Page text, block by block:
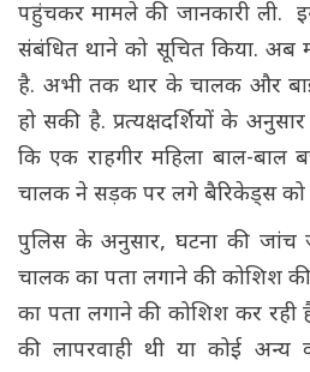
पहुंचकर मामले की जानकारी ली.
संबंधित थाने को सूचित किया. अब
है. अभी तक थार के चालक और
हो सकी है. प्रत्यक्षदर्शियों के
कि एक राहगीर महिला बाल-बाल
चालक ने सड़क पर लगे बैरिकेड्स को
पुलिस के अनुसार, घटना की जांच
चालक का पता लगाने की कोशिश
का पता लगाने की कोशिश कर
की लापरवाही थी या कोई